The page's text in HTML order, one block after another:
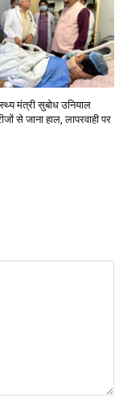
मंत्री सुबोध उनियाल
से जाना हाल, लापरवाही पर